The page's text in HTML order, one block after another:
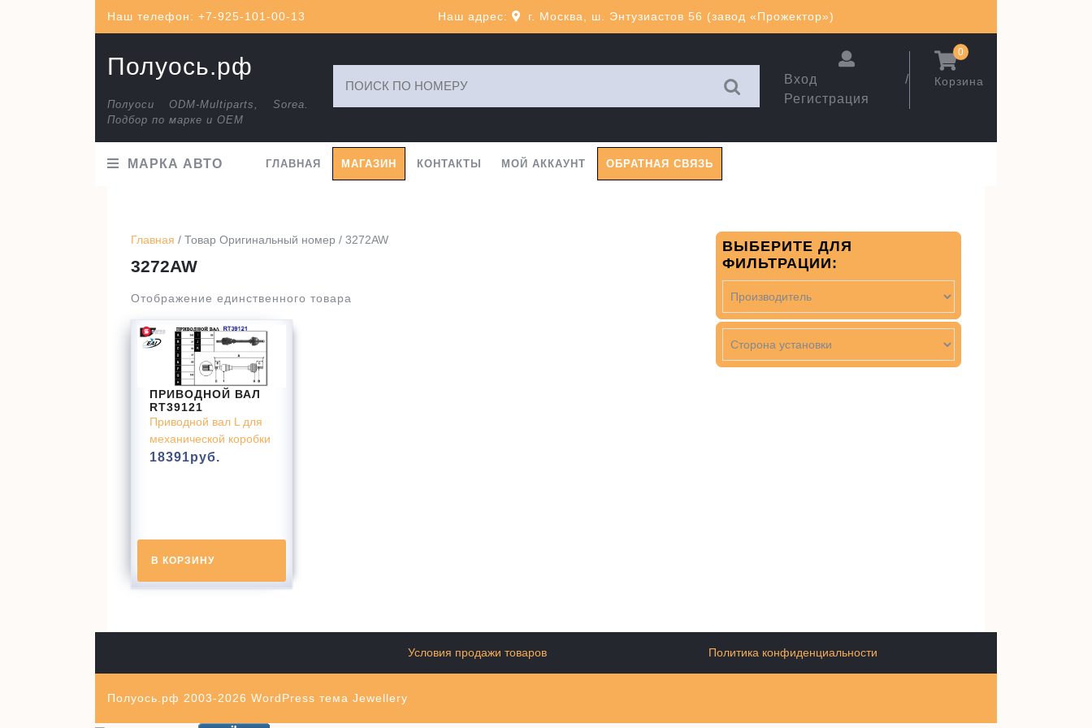
Наш телефон: +7-925-101-00-13 Наш адрес: г. Москва, ш. Энтузиастов 56 (завод «Прожектор»)
Полуось.рф
Полуоси ODM-Multiparts, Sorea.
Подбор по марке и ОЕМ
Вход /
Регистрация
Корзина
0
МАРКА АВТО ГЛАВНАЯ МАГАЗИН КОНТАКТЫ МОЙ АККАУНТ ОБРАТНАЯ СВЯЗЬ
Главная / Товар Оригинальный номер / 3272AW
3272AW
Отображение единственного товара
ПРИВОДНОЙ ВАЛ
RT39121
Приводной вал L для
механической коробки
18391руб.
В КОРЗИНУ
ВЫБЕРИТЕ ДЛЯ
ФИЛЬТРАЦИИ:
Условия продажи товаров Политика конфиденциальности
Полуось.рф 2003-2026 WordPress тема Jewellery